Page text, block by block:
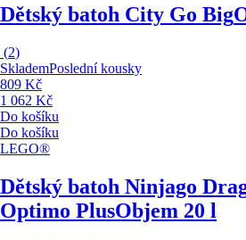
Dětský batoh City Go Big
(2)
SklademPoslední kousky
809 Kč
1 062 Kč
Do košíku
Do košíku
LEGO®
Dětský batoh Ninjago
Optimo PlusObjem 20 l